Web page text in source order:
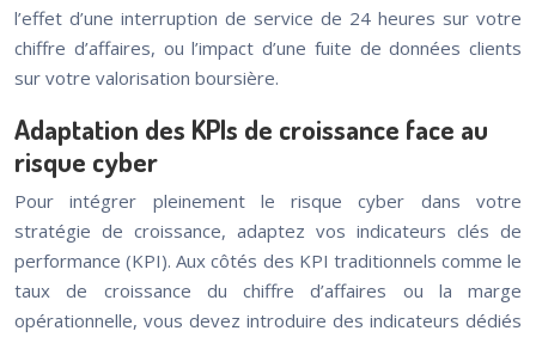
l’effet d’une interruption de service de 24 heures sur votre
chiffre d’affaires, ou l’impact d’une fuite de données clients
sur votre valorisation boursière.
Adaptation des KPIs de croissance face au
risque cyber
Pour intégrer pleinement le risque cyber dans votre
stratégie de croissance, adaptez vos indicateurs clés de
performance (KPI). Aux côtés des KPI traditionnels comme le
taux de croissance du chiffre d’affaires ou la marge
opérationnelle, vous devez introduire des indicateurs dédiés